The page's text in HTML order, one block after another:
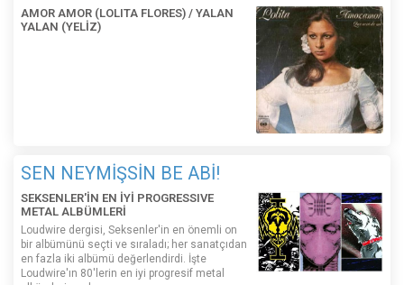
AMOR AMOR (LOLITA FLORES) / YALAN
YALAN (YELİZ)
SEN NEYMİŞSİN BE ABİ!
SEKSENLER'İN EN İYİ PROGRESSIVE
METAL ALBÜMLERİ
Loudwire dergisi, Seksenler'in en önemli on
bir albümünü seçti ve sıraladı; her sanatçıdan
en fazla iki albümü değerlendirdi. İşte
Loudwire'ın 80'lerin en iyi progresif metal